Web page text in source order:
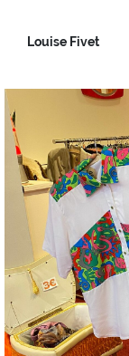
Louise Fivet